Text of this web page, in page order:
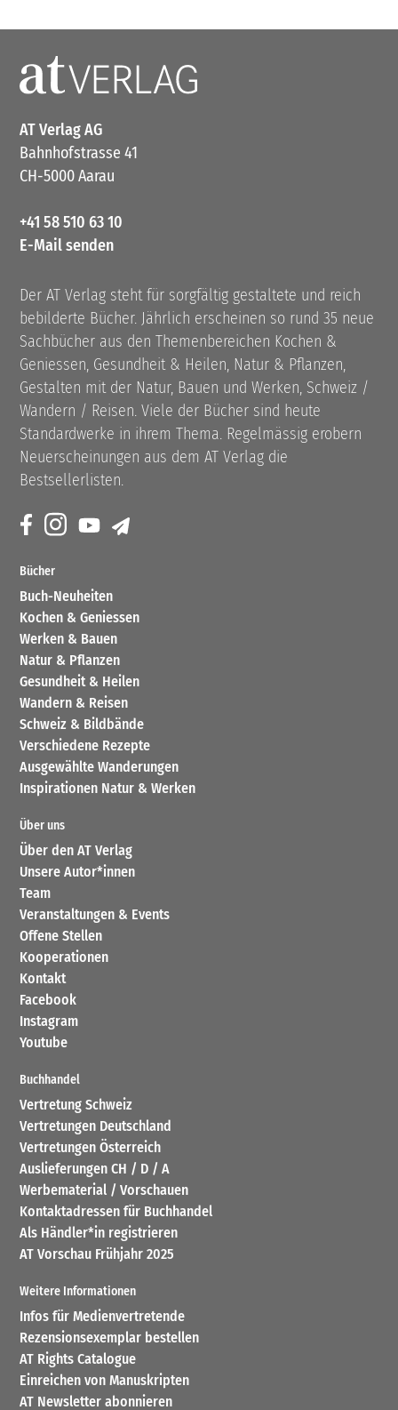
AT Verlag AG
Bahnhofstrasse 41
CH-5000 Aarau
+41 58 510 63 10
E-Mail senden
Der AT Verlag steht für sorgfältig gestaltete und reich
bebilderte Bücher. Jährlich erscheinen so rund 35 neue
Sachbücher aus den Themenbereichen Kochen &
Geniessen, Gesundheit & Heilen, Natur & Pflanzen,
Gestalten mit der Natur, Bauen und Werken, Schweiz /
Wandern / Reisen. Viele der Bücher sind heute
Standardwerke in ihrem Thema. Regelmässig erobern
Neuerscheinungen aus dem AT Verlag die
Bestsellerlisten.
Bücher
Buch-Neuheiten
Kochen & Geniessen
Werken & Bauen
Natur & Pflanzen
Gesundheit & Heilen
Wandern & Reisen
Schweiz & Bildbände
Verschiedene Rezepte
Ausgewählte Wanderungen
Inspirationen Natur & Werken
Über uns
Über den AT Verlag
Unsere Autor*innen
Team
Veranstaltungen & Events
Offene Stellen
Kooperationen
Kontakt
Facebook
Instagram
Youtube
Buchhandel
Vertretung Schweiz
Vertretungen Deutschland
Vertretungen Österreich
Auslieferungen CH / D / A
Werbematerial / Vorschauen
Kontaktadressen für Buchhandel
Als Händler*in registrieren
AT Vorschau Frühjahr 2025
Weitere Informationen
Infos für Medienvertretende
Rezensionsexemplar bestellen
AT Rights Catalogue
Einreichen von Manuskripten
AT Newsletter abonnieren